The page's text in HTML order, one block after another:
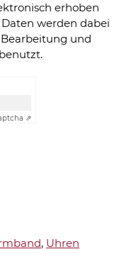
erhoben
werden dabei
und
⇗
, Uhren